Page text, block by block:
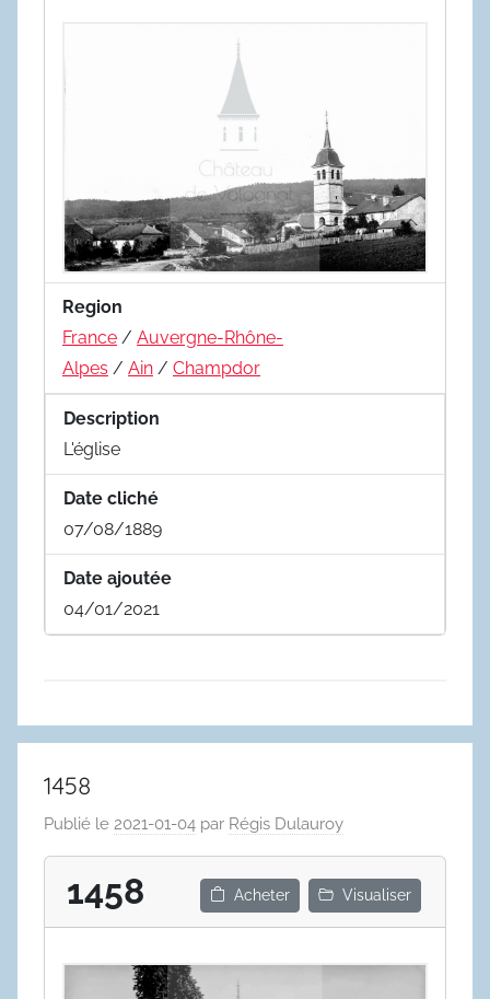
Region
France / Auvergne-Rhône-
Alpes / Ain / Champdor
Description
L'église
Date cliché
07/08/1889
Date ajoutée
04/01/2021
1458
Publié le 2021-01-04 par Régis Dulauroy
1458 Acheter Visualiser